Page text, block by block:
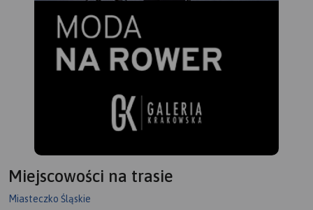
Miejscowości na trasie
Miasteczko Śląskie